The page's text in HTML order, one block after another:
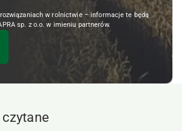
w rolnictwie – informacje te będą
sp. z o.o. w imieniu partnerów.